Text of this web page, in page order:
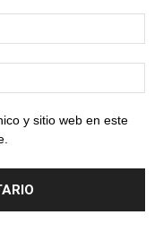
y sitio web en este